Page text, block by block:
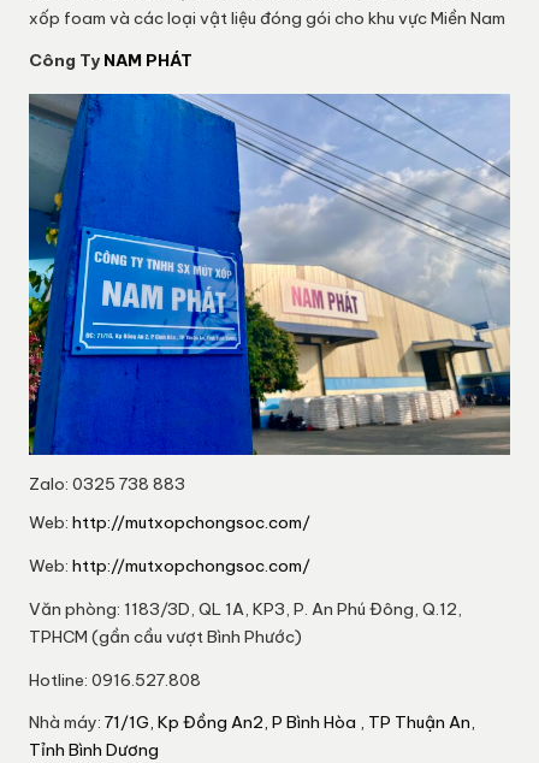
xốp foam và các loại vật liệu đóng gói cho khu vực Miền Nam
Công Ty NAM PHÁT
Zalo: 0325 738 883
Web: http://mutxopchongsoc.com/
Web: http://mutxopchongsoc.com/
Văn phòng: 1183/3D, QL 1A, KP3, P. An Phú Đông, Q.12,
TPHCM (gần cầu vượt Bình Phước)
Hotline: 0916.527.808
Nhà máy: 71/1G, Kp Đồng An2, P Bình Hòa , TP Thuận An,
Tỉnh Bình Dương